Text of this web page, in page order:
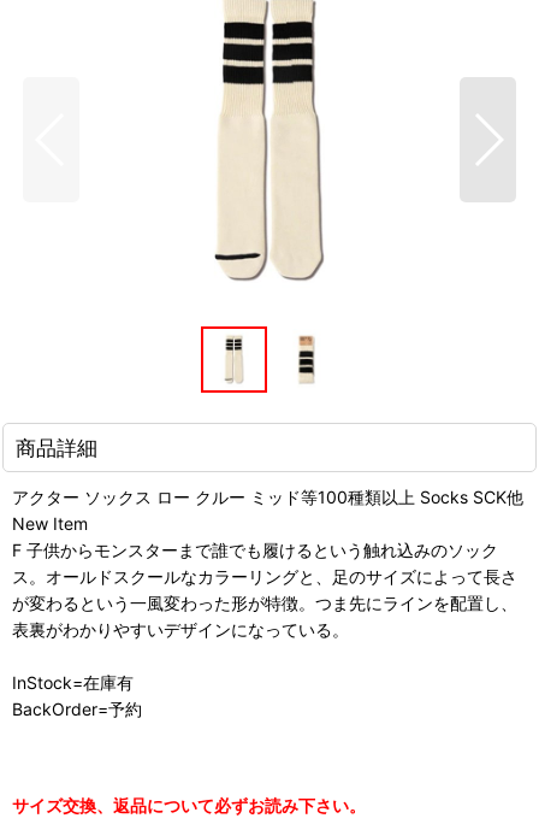
商品詳細
アクター ソックス ロー クルー ミッド等100種類以上 Socks SCK他
New Item
F 子供からモンスターまで誰でも履けるという触れ込みのソック
ス。オールドスクールなカラーリングと、足のサイズによって長さ
が変わるという一風変わった形が特徴。つま先にラインを配置し、
表裏がわかりやすいデザインになっている。
InStock=在庫有
BackOrder=予約
サイズ交換、返品について必ずお読み下さい。